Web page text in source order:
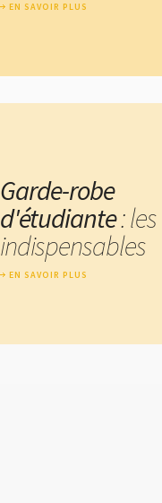
EN SAVOIR PLUS
Garde-robe
d'étudiante: les
indispensables
EN SAVOIR PLUS